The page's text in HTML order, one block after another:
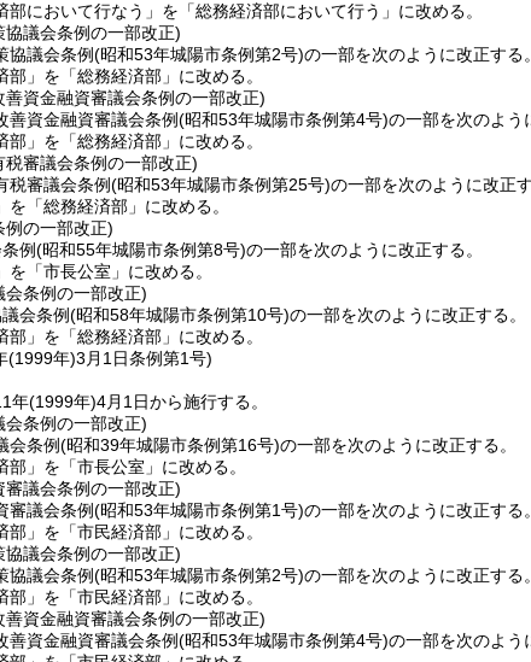
部において行なう」を「総務経済部において行う」に改める。
議会条例の一部改正)
協議会条例(昭和53年城陽市条例第2号)の一部を次のように改正する。
」を「総務経済部」に改める。
資金融資審議会条例の一部改正)
善資金融資審議会条例(昭和53年城陽市条例第4号)の一部を次のよう
」を「総務経済部」に改める。
審議会条例の一部改正)
税審議会条例(昭和53年城陽市条例第25号)の一部を次のように改正す
「総務経済部」に改める。
例の一部改正)
例(昭和55年城陽市条例第8号)の一部を次のように改正する。
「市長公室」に改める。
条例の一部改正)
会条例(昭和58年城陽市条例第10号)の一部を次のように改正する。
」を「総務経済部」に改める。
(1999年)3月1日条例第1号)
年(1999年)4月1日から施行する。
条例の一部改正)
会条例(昭和39年城陽市条例第16号)の一部を次のように改正する。
」を「市長公室」に改める。
議会条例の一部改正)
審議会条例(昭和53年城陽市条例第1号)の一部を次のように改正する。
」を「市民経済部」に改める。
議会条例の一部改正)
協議会条例(昭和53年城陽市条例第2号)の一部を次のように改正する。
」を「市民経済部」に改める。
資金融資審議会条例の一部改正)
善資金融資審議会条例(昭和53年城陽市条例第4号)の一部を次のよう